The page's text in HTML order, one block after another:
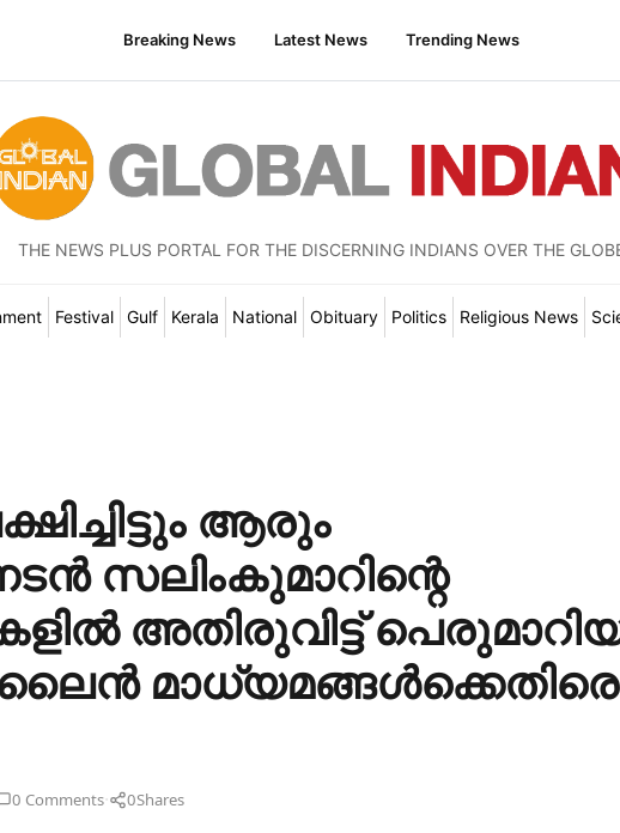
Breaking News
Latest News Trending News
THE NEWS PLUS PORTAL FOR THE DISCERNING INDIANS OVER THE
Festival Gulf Kerala National Obituary Politics Religious News
ആരും
സലിംകുമാറിന്റെ
അതിരുവിട്ട്
മാധ്യമങ്ങൾക്കെതിരെ
0 Comments· 0Shares